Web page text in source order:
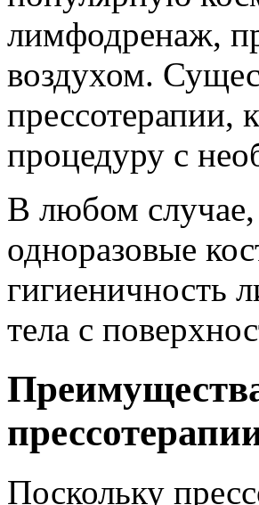
лимфодренаж,
воздухом.
прессотерапии,
процедуру с
В любом случае,
одноразовые
гигиеничность
тела с
Поскольку